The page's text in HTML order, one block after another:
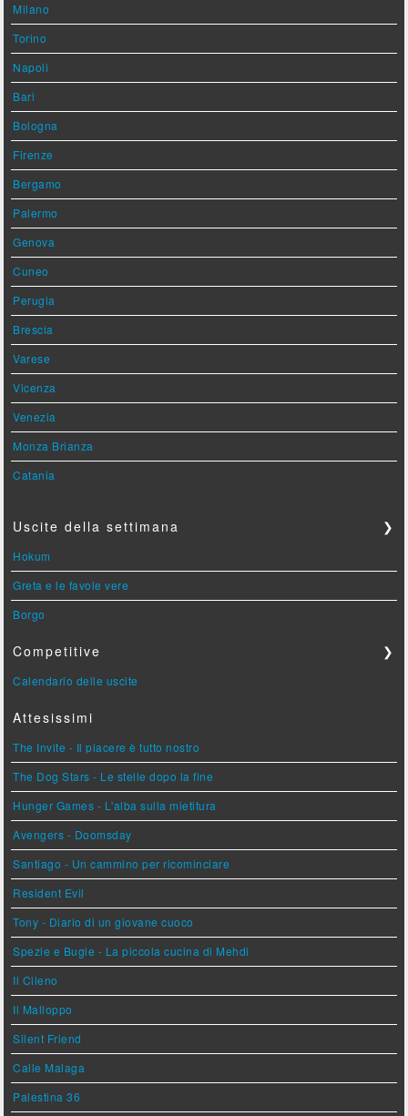
Milano
Torino
Napoli
Bari
Bologna
Firenze
Bergamo
Palermo
Genova
Cuneo
Perugia
Brescia
Varese
Vicenza
Venezia
Monza Brianza
Catania
Uscite della settimana ❯
Hokum
Greta e le favole vere
Borgo
Competitive ❯
Calendario delle uscite
Attesissimi
The Invite - Il piacere è tutto nostro
The Dog Stars - Le stelle dopo la fine
Hunger Games - L'alba sulla mietitura
Avengers - Doomsday
Santiago - Un cammino per ricominciare
Resident Evil
Tony - Diario di un giovane cuoco
Spezie e Bugie - La piccola cucina di Mehdi
Il Cileno
Il Malloppo
Silent Friend
Calle Malaga
Palestina 36